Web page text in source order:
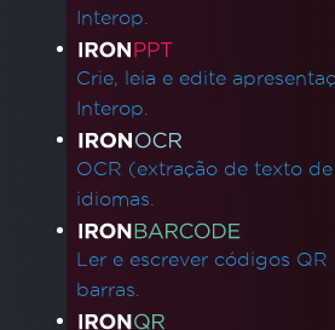
Interop.
Crie, leia e edite
Interop.
OCR (extração de texto de
idiomas.
Ler e escrever códigos
barras.